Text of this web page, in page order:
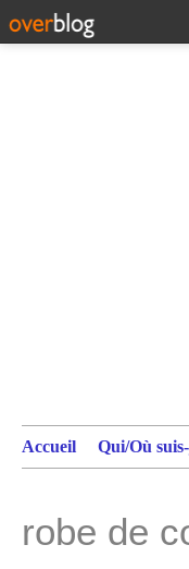
Accueil Qui/Où
robe de